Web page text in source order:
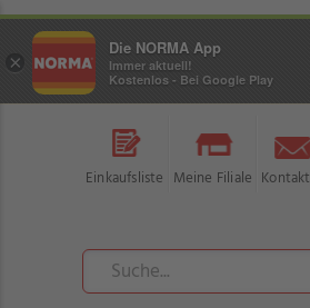
Einkaufsliste Meine Filiale Kontakt
×
Die NORMA App
Immer aktuell!
Kostenlos - Bei Google Play